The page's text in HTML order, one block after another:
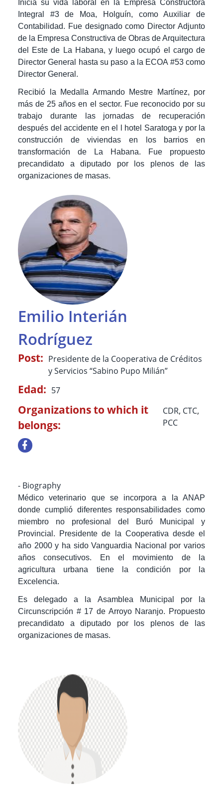
Inicia su vida laboral en la Empresa Constructora
Integral #3 de Moa, Holguín, como Auxiliar de
Contabilidad. Fue designado como Director Adjunto
de la Empresa Constructiva de Obras de Arquitectura
del Este de La Habana, y luego ocupó el cargo de
Director General hasta su paso a la ECOA #53 como
Director General.
Recibió la Medalla Armando Mestre Martínez, por
más de 25 años en el sector. Fue reconocido por su
trabajo durante las jornadas de recuperación
después del accidente en el l hotel Saratoga y por la
construcción de viviendas en los barrios en
transformación de La Habana.
Fue propuesto
precandidato a diputado por los plenos de las
organizaciones de masas.
Emilio Interián
Rodríguez
Post: Presidente de la Cooperativa de Créditos
y Servicios “Sabino Pupo Milián”
Edad: 57
Organizations to which it
belongs:
CDR, CTC,
PCC
- Biography
Médico veterinario que se incorpora a la ANAP
donde cumplió diferentes responsabilidades como
miembro no profesional del Buró Municipal y
Provincial. Presidente de la Cooperativa desde el
año 2000 y ha sido Vanguardia Nacional por varios
años consecutivos. En el movimiento de la
agricultura urbana tiene la condición por la
Excelencia.
Es delegado a la Asamblea Municipal por la
Circunscripción # 17 de Arroyo Naranjo. Propuesto
precandidato a diputado por los plenos de las
organizaciones de masas.